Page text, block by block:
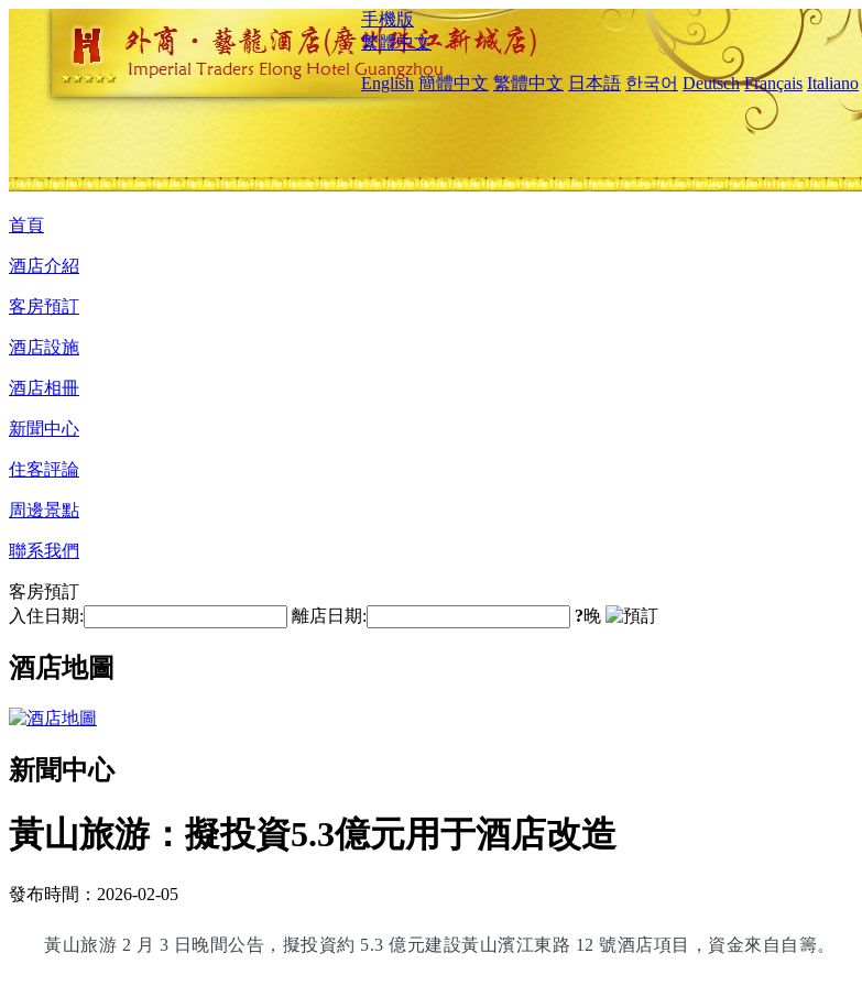
手機版
繁體中文
English 簡體中文 繁體中文 日本語 한국어 Deutsch Français Italiano
首頁
酒店介紹
客房預訂
酒店設施
酒店相冊
新聞中心
住客評論
周邊景點
聯系我們
客房預訂
入住日期:
離店日期: ?晚
酒店地圖
新聞中心
黃山旅游：擬投資5.3億元用于酒店改造
發布時間：2026-02-05
黃山旅游 2 月 3 日晚間公告，擬投資約 5.3 億元建設黃山濱江東路 12 號酒店項目，資金來自自籌。